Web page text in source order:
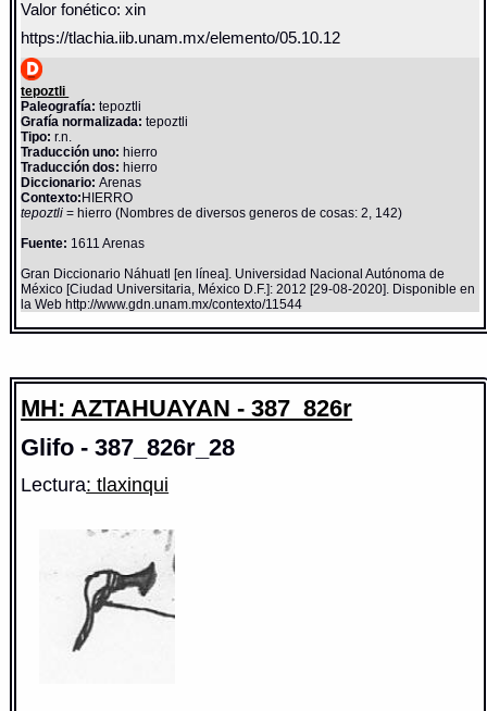
Valor fonético: xin
https://tlachia.iib.unam.mx/elemento/05.10.12
tepoztli
Paleografía: tepoztli
Grafía normalizada: tepoztli
Tipo: r.n.
Traducción uno: hierro
Traducción dos: hierro
Diccionario:Arenas
Contexto:HIERRO
tepoztli= hierro (Nombres de diversos generos de cosas: 2, 142)
Fuente: 1611 Arenas
Gran Diccionario Náhuatl [en línea]. Universidad Nacional Autónoma de
México [Ciudad Universitaria, México D.F.]: 2012 [29-08-2020]. Disponible en
la Web http://www.gdn.unam.mx/contexto/11544
MH: AZTAHUAYAN - 387_826r
Glifo - 387_826r_28
Lectura: tlaxinqui